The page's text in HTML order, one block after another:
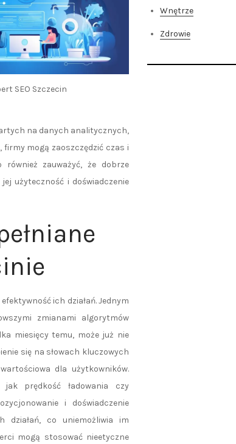
SEO Szczecin
na danych analitycznych,
mogą zaoszczędzić czas i
zauważyć, że dobrze
użyteczność i doświadczenie
ich działań. Jednym
zmianami algorytmów
miesięcy temu, może już nie
się na słowach kluczowych
dla użytkowników.
prędkość ładowania czy
i doświadczenie
działań, co uniemożliwia im
mogą stosować nieetyczne
Wnętrze
Zdrowie